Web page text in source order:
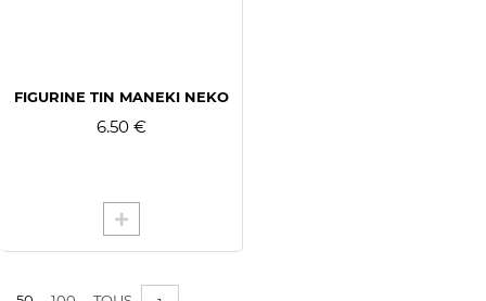
FIGURINE TIN MANEKI NEKO
6.50 €